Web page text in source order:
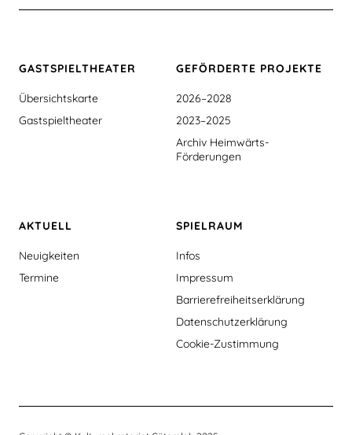
GASTSPIEL­THEATER
Übersichtskarte
Gastspieltheater
GEFÖRDERTE PROJEKTE
2026–2028
2023–2025
Archiv Heimwärts-
Förderungen
AKTUELL
Neuigkeiten
Termine
SPIELRAUM
Infos
Impressum
Barrierefreiheitserklärung
Datenschutzerklärung
Cookie-Zustimmung